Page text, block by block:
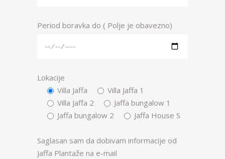
Period boravka do ( Polje je obavezno)
Lokacije
Villa Jaffa
Villa Jaffa 1
Villa Jaffa 2
Jaffa bungalow 1
Jaffa bungalow 2
Jaffa House S
Saglasan sam da dobivam informacije od
Jaffa Plantaže na e-mail